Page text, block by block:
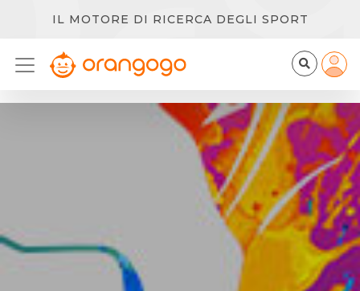
IL MOTORE DI RICERCA DEGLI SPORT